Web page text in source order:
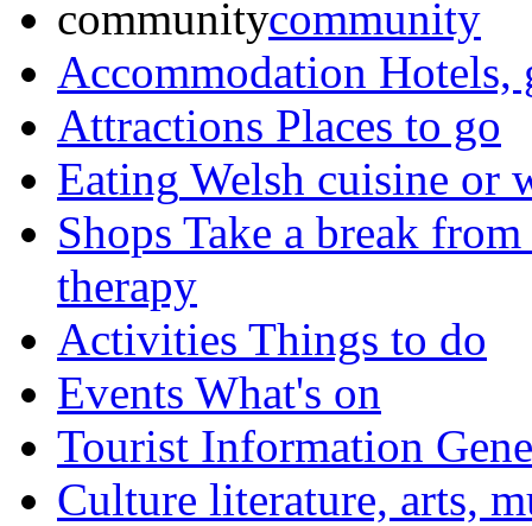
Accommodation Hotels,
Attractions Places to go
Eating Welsh cuisine or
Shops Take a break
therapy
Activities Things to do
Events What's on
Tourist Information
Culture literature, arts,